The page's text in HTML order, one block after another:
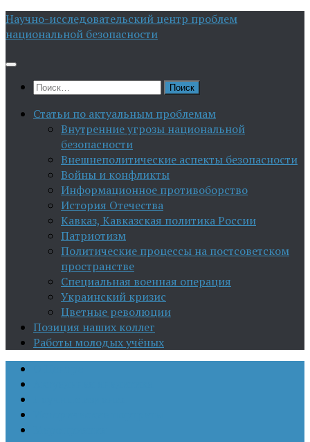
Перейти
к
Научно-исследовательский центр проблем
национальной безопасности
Найти:
Статьи по актуальным проблемам
Внутренние угрозы национальной
безопасности
Внешнеполитические аспекты безопасности
Войны и конфликты
Информационное противоборство
История Отечества
Кавказ, Кавказская политика России
Патриотизм
Политические процессы на постсоветском
пространстве
Специальная военная операция
Украинский кризис
Цветные революции
Позиция наших коллег
Работы молодых учёных